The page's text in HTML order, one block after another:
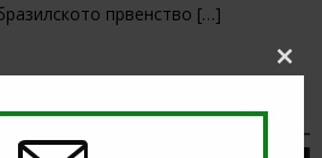
првенство […]
Close